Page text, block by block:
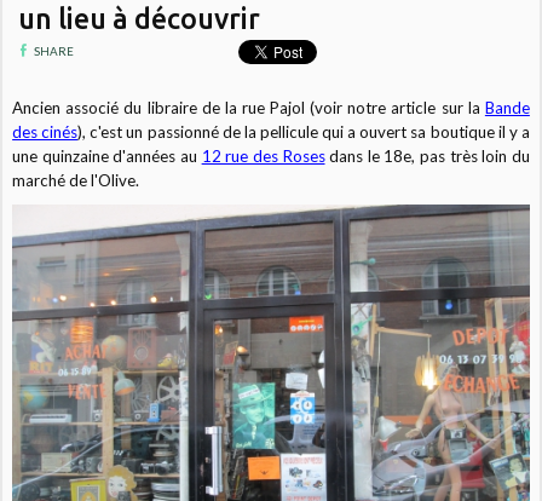
un lieu à découvrir
SHARE
Ancien associé du libraire de la rue Pajol (voir notre article sur la Bande
des cinés), c'est un passionné de la pellicule qui a ouvert sa boutique il y a
une quinzaine d'années au 12 rue des Rosesdans le 18e, pas très loin du
marché de l'Olive.